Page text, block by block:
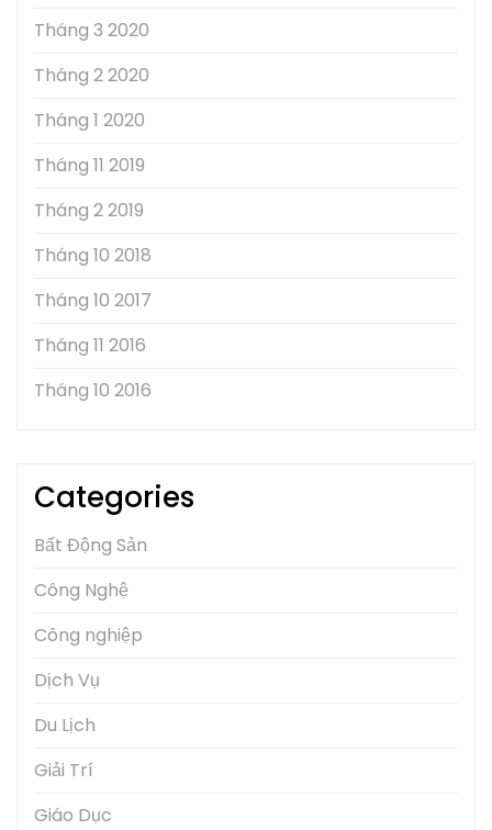
Tháng 3 2020
Tháng 2 2020
Tháng 1 2020
Tháng 11 2019
Tháng 2 2019
Tháng 10 2018
Tháng 10 2017
Tháng 11 2016
Tháng 10 2016
Categories
Bất Động Sản
Công Nghệ
Công nghiệp
Dịch Vụ
Du Lịch
Giải Trí
Giáo Dục